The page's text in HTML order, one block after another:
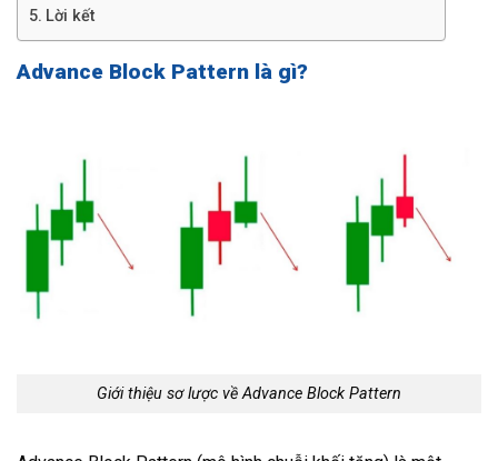
Lời kết
Advance Block Pattern là gì?
Giới thiệu sơ lược về Advance Block Pattern